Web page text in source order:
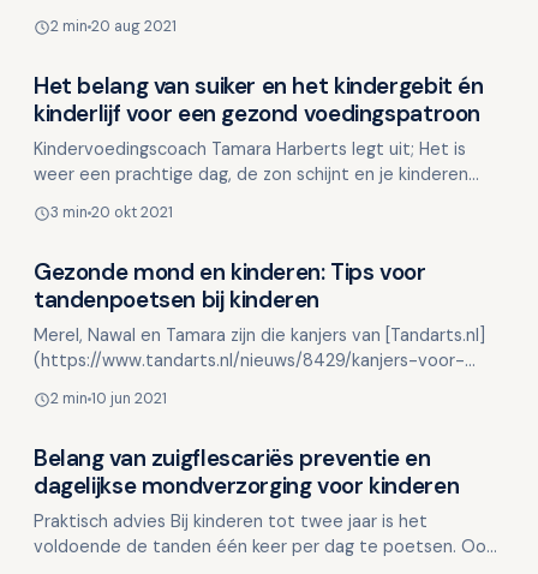
2 min 20 aug 2021
Kinderen en mondgezondheid
Het belang van suiker en het kindergebit én
kinderlijf voor een gezond voedingspatroon
Kindervoedingscoach Tamara Harberts legt uit; Het is
weer een prachtige dag, de zon schijnt en je kinderen
3 min 20 okt 2021
Kinderen en mondgezondheid
Gezonde mond en kinderen: Tips voor
tandenpoetsen bij kinderen
Merel, Nawal en Tamara zijn die kanjers van [Tandarts.nl]
(https://www.tandarts.nl/nieuws/8429/kanjers-voor-
2 min 10 jun 2021
Kinderen en mondgezondheid
Belang van zuigflescariës preventie en
dagelijkse mondverzorging voor kinderen
Praktisch advies Bij kinderen tot twee jaar is het
voldoende de tanden één keer per dag te poetsen. Ook